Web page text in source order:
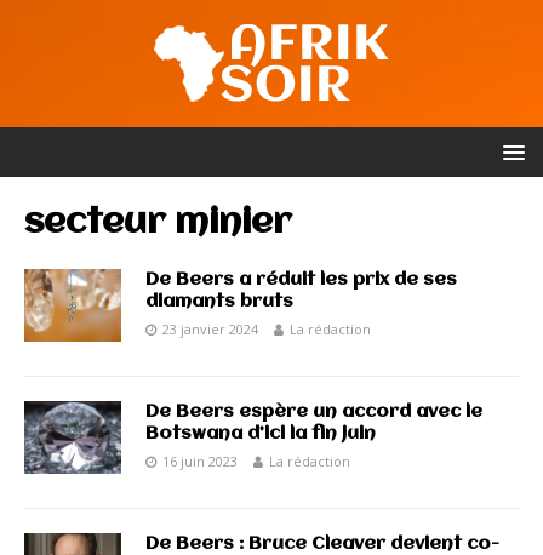
secteur minier
De Beers a réduit les prix de ses
diamants bruts
23 janvier 2024 La rédaction
De Beers espère un accord avec le
Botswana d’ici la fin juin
16 juin 2023 La rédaction
De Beers : Bruce Cleaver devient co-